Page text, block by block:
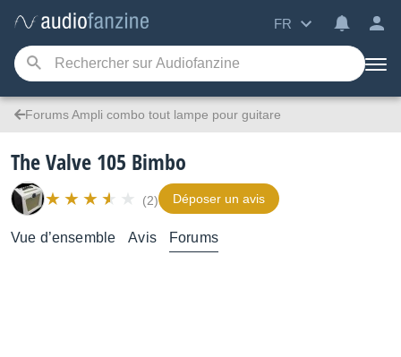
FR
Forums Ampli combo tout lampe pour guitare
The Valve 105 Bimbo
(2) Déposer un avis
Vue d’ensemble Avis Forums